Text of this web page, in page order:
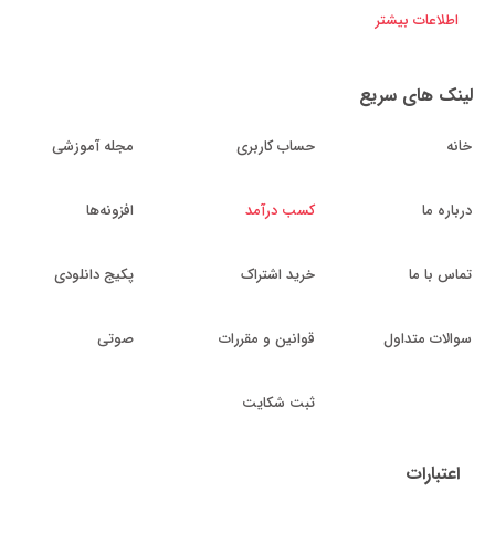
اطلاعات بیشتر
لینک های سریع
خانه
درباره ما
تماس با ما
سوالات متداول
حساب کاربری
کسب درآمد
خرید اشتراک
قوانین و مقررات
ثبت شکایت
مجله آموزشی
افزونه‌ها
پکیج دانلودی
صوتی
اعتبارات